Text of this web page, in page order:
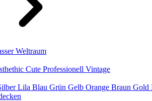
Weltraum
Cute Professionell Vintage
Lila Blau Grün Gelb Orange Braun Gold